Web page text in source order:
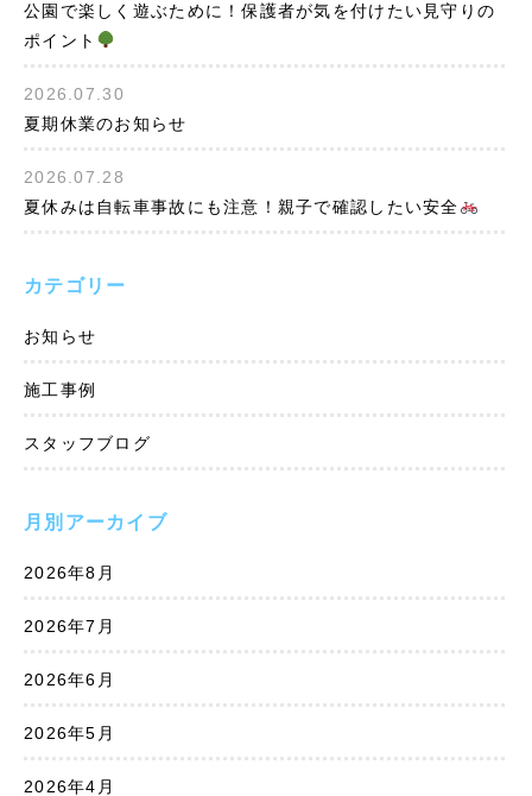
公園で楽しく遊ぶために！保護者が気を付けたい見守りの
ポイント
2026.07.30
夏期休業のお知らせ
2026.07.28
夏休みは自転車事故にも注意！親子で確認したい安全
カテゴリー
お知らせ
施工事例
スタッフブログ
月別アーカイブ
2026年8月
2026年7月
2026年6月
2026年5月
2026年4月